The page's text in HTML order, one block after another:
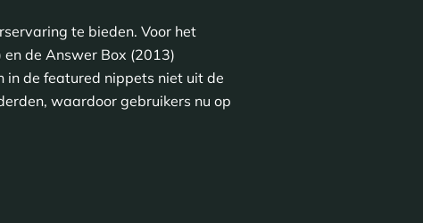
te bieden. Voor het
de Answer Box (2013)
in de featured nippets niet uit de
waardoor gebruikers nu op